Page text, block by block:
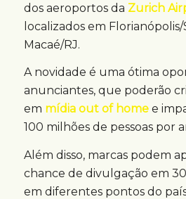
dos aeroportos da Zurich
localizados em Florianópolis/
Macaé/RJ.
A novidade é uma ótima
anunciantes, que poderão
em mídia out of homee
100 milhões de pessoas por
Além disso, marcas podem
chance de divulgação em
em diferentes pontos do